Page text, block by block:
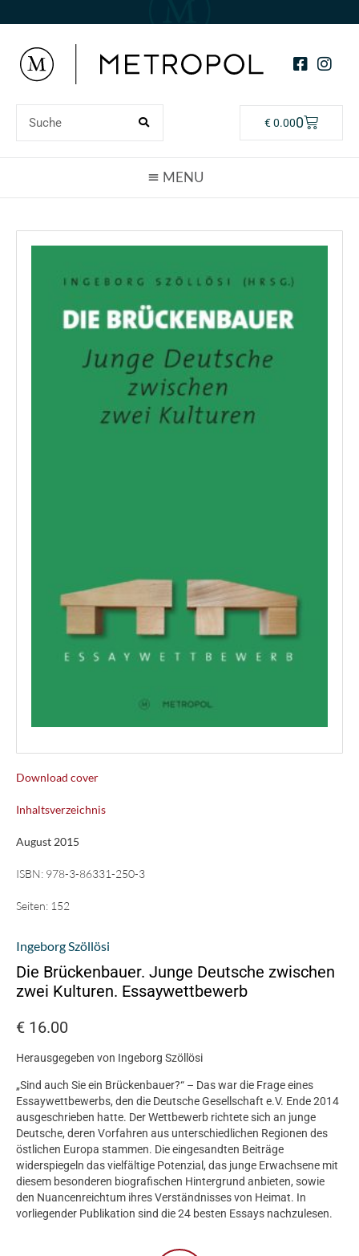
€0.000
Download cover
Inhaltsverzeichnis
August 2015
ISBN: 978-3-86331-250-3
Seiten: 152
Ingeborg Szöllösi
Die Brückenbauer. Junge Deutsche zwischen
zwei Kulturen. Essaywettbewerb
€ 16.00
Herausgegeben von Ingeborg Szöllösi
„Sind auch Sie ein Brückenbauer?“ – Das war die Frage eines
Essaywettbewerbs, den die Deutsche Gesellschaft e.V. Ende 2014
ausgeschrieben hatte. Der Wettbewerb richtete sich an junge
Deutsche, deren Vorfahren aus unterschiedlichen Regionen des
östlichen Europa stammen. Die eingesandten Beiträge
widerspiegeln das vielfältige Potenzial, das junge Erwachsene mit
diesem besonderen biografischen Hintergrund anbieten, sowie
den Nuancenreichtum ihres Verständnisses von Heimat. In
vorliegender Publikation sind die 24 besten Essays nachzulesen.